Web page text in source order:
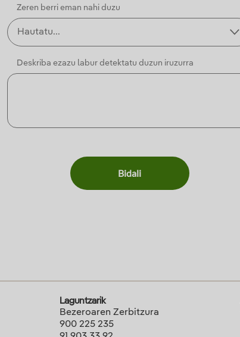
Zeren berri eman nahi duzu
Deskriba ezazu labur detektatu duzun iruzurra
Bidali
Laguntzarik
Bezeroaren Zerbitzura
900 225 235